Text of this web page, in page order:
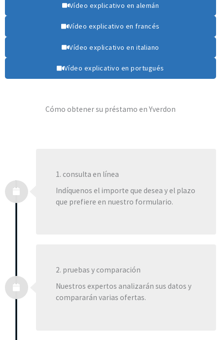
Vídeo explicativo en alemán
Vídeo explicativo en francés
Vídeo explicativo en italiano
Vídeo explicativo en portugués
Cómo obtener su préstamo en Yverdon
1. consulta en línea
Indíquenos el importe que desea y el plazo
que prefiere en nuestro formulario.
2. pruebas y comparación
Nuestros expertos analizarán sus datos y
compararán varias ofertas.